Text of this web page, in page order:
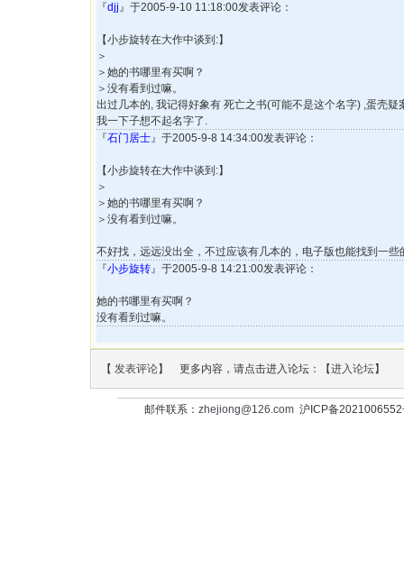
『djj』于2005-9-10 11:18:00发表评论：
【小步旋转在大作中谈到:】
＞
＞她的书哪里有买啊？
＞没有看到过嘛。
出过几本的, 我记得好象有 死亡之书(可能不是这个名字) ,蛋壳疑
我一下子想不起名字了.
『石门居士』于2005-9-8 14:34:00发表评论：
【小步旋转在大作中谈到:】
＞
＞她的书哪里有买啊？
＞没有看到过嘛。
不好找，远远没出全，不过应该有几本的，电子版也能找到一些
『小步旋转』于2005-9-8 14:21:00发表评论：
她的书哪里有买啊？
没有看到过嘛。
【 发表评论】 更多内容，请点击进入论坛：【进入论坛】
邮件联系： zhejiong@126.com沪ICP备